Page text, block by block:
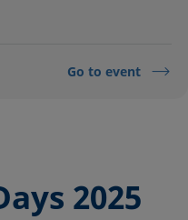
Go to event
2025